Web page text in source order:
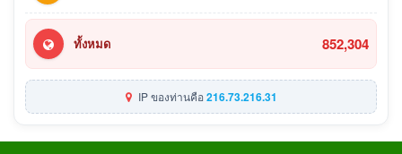
ทั้งหมด 852,304
IP ของท่านคือ216.73.216.31